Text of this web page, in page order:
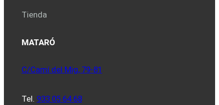
Tienda
MATARÓ
C/Camí del Mig, 79-81
Tel. 933 05 64 68